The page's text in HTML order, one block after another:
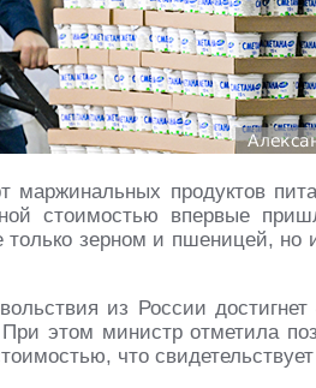
маржинальных продуктов
стоимостью впервые
только зерном и пшеницей, но
из России
При этом министр отметила
что